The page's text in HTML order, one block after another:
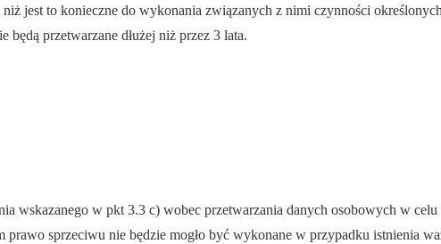
jest to konieczne do wykonania związanych z nimi czynności
przetwarzane dłużej niż przez 3 lata.
wskazanego w pkt 3.3 c) wobec przetwarzania danych osobowych w
sprzeciwu nie będzie mogło być wykonane w przypadku istnienia